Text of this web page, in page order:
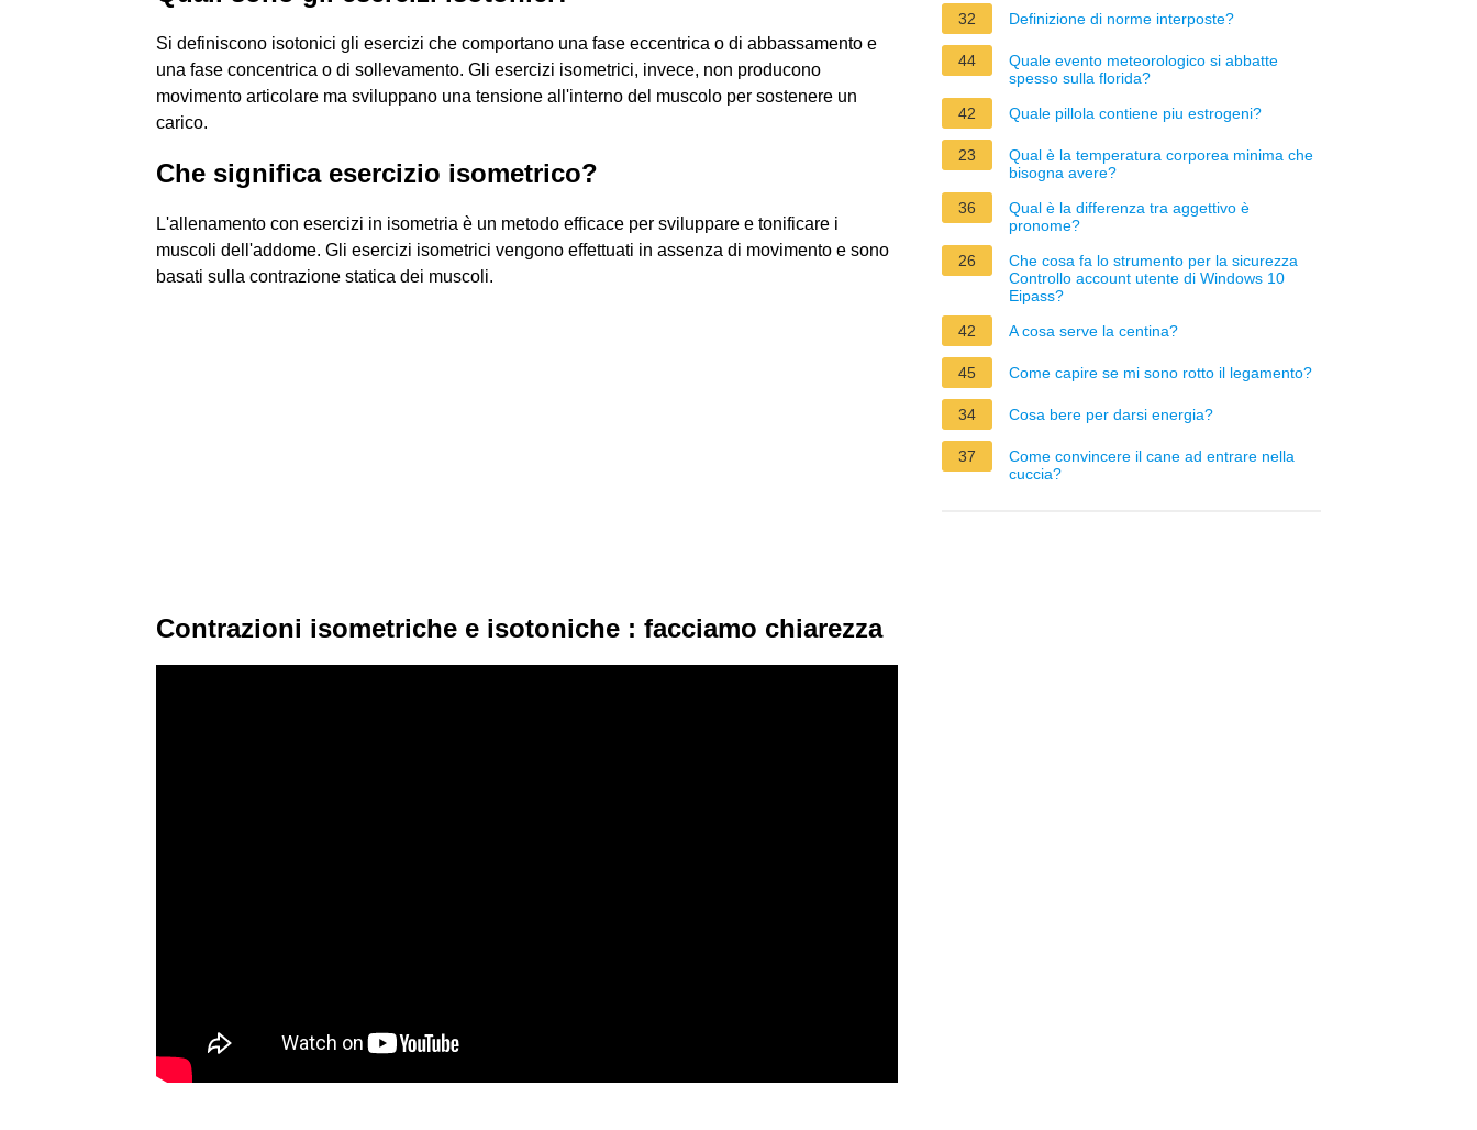
Si definiscono isotonici gli esercizi che comportano una fase eccentrica o di abbassamento e
una fase concentrica o di sollevamento. Gli esercizi isometrici, invece, non producono
movimento articolare ma sviluppano una tensione all'interno del muscolo per sostenere un
carico.
Che significa esercizio isometrico?
L'allenamento con esercizi in isometria è un metodo efficace per sviluppare e tonificare i
muscoli dell'addome. Gli esercizi isometrici vengono effettuati in assenza di movimento e sono
basati sulla contrazione statica dei muscoli.
Contrazioni isometriche e isotoniche : facciamo chiarezza
32 Definizione di norme interposte?
44
Quale evento meteorologico si abbatte
spesso sulla florida?
42
Quale pillola contiene piu estrogeni?
23
Qual è la temperatura corporea minima che
bisogna avere?
36
Qual è la differenza tra aggettivo è
pronome?
26
Che cosa fa lo strumento per la sicurezza
Controllo account utente di Windows 10
Eipass?
42
A cosa serve la centina?
45 Come capire se mi sono rotto il legamento?
34 Cosa bere per darsi energia?
37
Come convincere il cane ad entrare nella
cuccia?